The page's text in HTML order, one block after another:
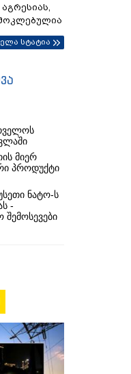
სტატია
მიერ
პროდუქტი
ნატო-ს
-